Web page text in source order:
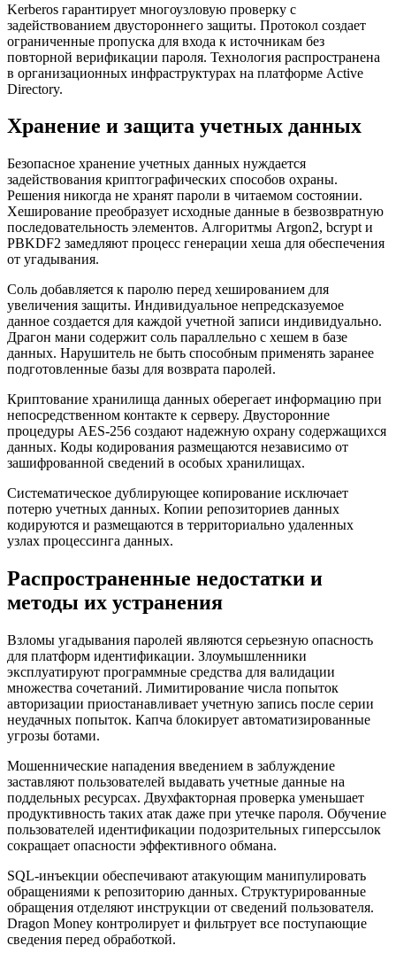
Kerberos гарантирует многоузловую проверку с
задействованием двустороннего защиты. Протокол создает
ограниченные пропуска для входа к источникам без
повторной верификации пароля. Технология распространена
в организационных инфраструктурах на платформе Active
Directory.
Хранение и защита учетных данных
Безопасное хранение учетных данных нуждается
задействования криптографических способов охраны.
Решения никогда не хранят пароли в читаемом состоянии.
Хеширование преобразует исходные данные в безвозвратную
последовательность элементов. Алгоритмы Argon2, bcrypt и
PBKDF2 замедляют процесс генерации хеша для обеспечения
от угадывания.
Соль добавляется к паролю перед хешированием для
увеличения защиты. Индивидуальное непредсказуемое
данное создается для каждой учетной записи индивидуально.
Драгон мани содержит соль параллельно с хешем в базе
данных. Нарушитель не быть способным применять заранее
подготовленные базы для возврата паролей.
Криптование хранилища данных оберегает информацию при
непосредственном контакте к серверу. Двусторонние
процедуры AES-256 создают надежную охрану содержащихся
данных. Коды кодирования размещаются независимо от
зашифрованной сведений в особых хранилищах.
Систематическое дублирующее копирование исключает
потерю учетных данных. Копии репозиториев данных
кодируются и размещаются в территориально удаленных
узлах процессинга данных.
Распространенные недостатки и
методы их устранения
Взломы угадывания паролей являются серьезную опасность
для платформ идентификации. Злоумышленники
эксплуатируют программные средства для валидации
множества сочетаний. Лимитирование числа попыток
авторизации приостанавливает учетную запись после серии
неудачных попыток. Капча блокирует автоматизированные
угрозы ботами.
Мошеннические нападения введением в заблуждение
заставляют пользователей выдавать учетные данные на
поддельных ресурсах. Двухфакторная проверка уменьшает
продуктивность таких атак даже при утечке пароля. Обучение
пользователей идентификации подозрительных гиперссылок
сокращает опасности эффективного обмана.
SQL-инъекции обеспечивают атакующим манипулировать
обращениями к репозиторию данных. Структурированные
обращения отделяют инструкции от сведений пользователя.
Dragon Money контролирует и фильтрует все поступающие
сведения перед обработкой.